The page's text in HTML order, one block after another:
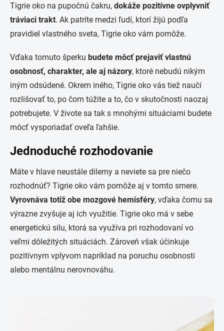
Tigrie oko na pupočnú čakru, dokáže pozitívne ovplyvniť
tráviaci trakt. Ak patríte medzi ľudí, ktorí žijú podľa
pravidiel vlastného sveta, Tigrie oko vám pomôže.
Vďaka tomuto šperku budete môcť prejaviť vlastnú
osobnosť, charakter, ale aj názory, ktoré nebudú nikým
iným odsúdené. Okrem iného, Tigrie oko vás tiež naučí
rozlišovať to, po čom túžite a to, čo v skutočnosti naozaj
potrebujete. V živote sa tak s mnohými situáciami budete
môcť vysporiadať oveľa ľahšie.
Jednoduché rozhodovanie
Máte v hlave neustále dilemy a neviete sa pre niečo
rozhodnúť? Tigrie oko vám pomôže aj v tomto smere.
Vyrovnáva totiž obe mozgové hemisféry, vďaka čomu sa
výrazne zvyšuje aj ich využitie. Tigrie oko má v sebe
energetickú silu, ktorá sa využíva pri rozhodovaní vo
veľmi dôležitých situáciách. Zároveň však účinkuje
pozitívnym vplyvom napríklad na poruchu osobnosti
alebo mentálnu nerovnováhu.